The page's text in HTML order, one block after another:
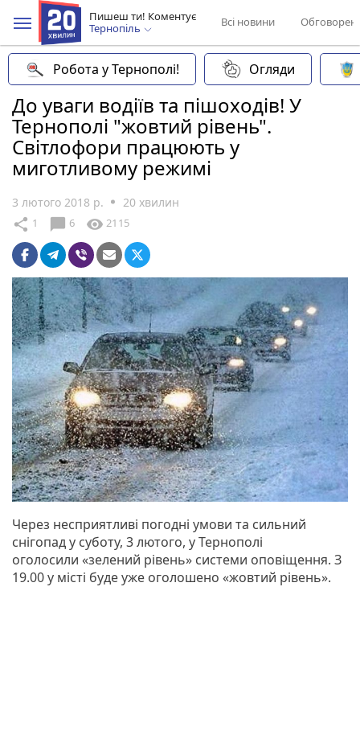
Пишеш ти! Коментує
Тернопіль
Всі новини
Робота у Тернополі! Огляди
До уваги водіїв та пішоходів! У
Тернополі "жовтий рівень".
Світлофори працюють у
миготливому режимі
3 лютого 2018 р. 20 хвилин
share 1 chat_bubble 6 visibility 2115
Через несприятливі погодні умови та сильний
снігопад у суботу, 3 лютого, у Тернополі
оголосили «зелений рівень» системи оповіщення. З
19.00 у місті буде уже оголошено «жовтий рівень».